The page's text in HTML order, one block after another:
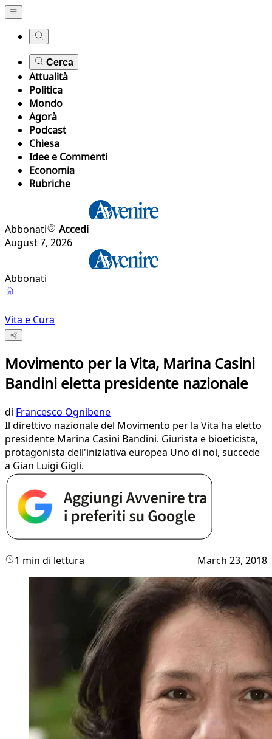
Cerca
Attualità
Politica
Mondo
Agorà
Podcast
Chiesa
Idee e Commenti
Economia
Rubriche
Abbonati
Accedi
August 7, 2026
Abbonati
Vita e Cura
Movimento per la Vita, Marina Casini
Bandini eletta presidente nazionale
di Francesco Ognibene
Il direttivo nazionale del Movimento per la Vita ha eletto
presidente Marina Casini Bandini. Giurista e bioeticista,
protagonista dell'iniziativa europea Uno di noi, succede
a Gian Luigi Gigli.
1 min di lettura March 23, 2018